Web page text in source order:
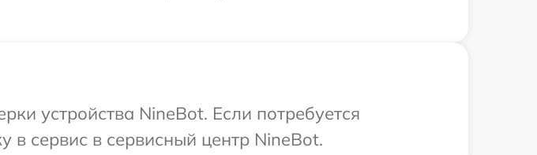
устройства NineBot. Если потребуется
в сервис в сервисный центр NineBot.